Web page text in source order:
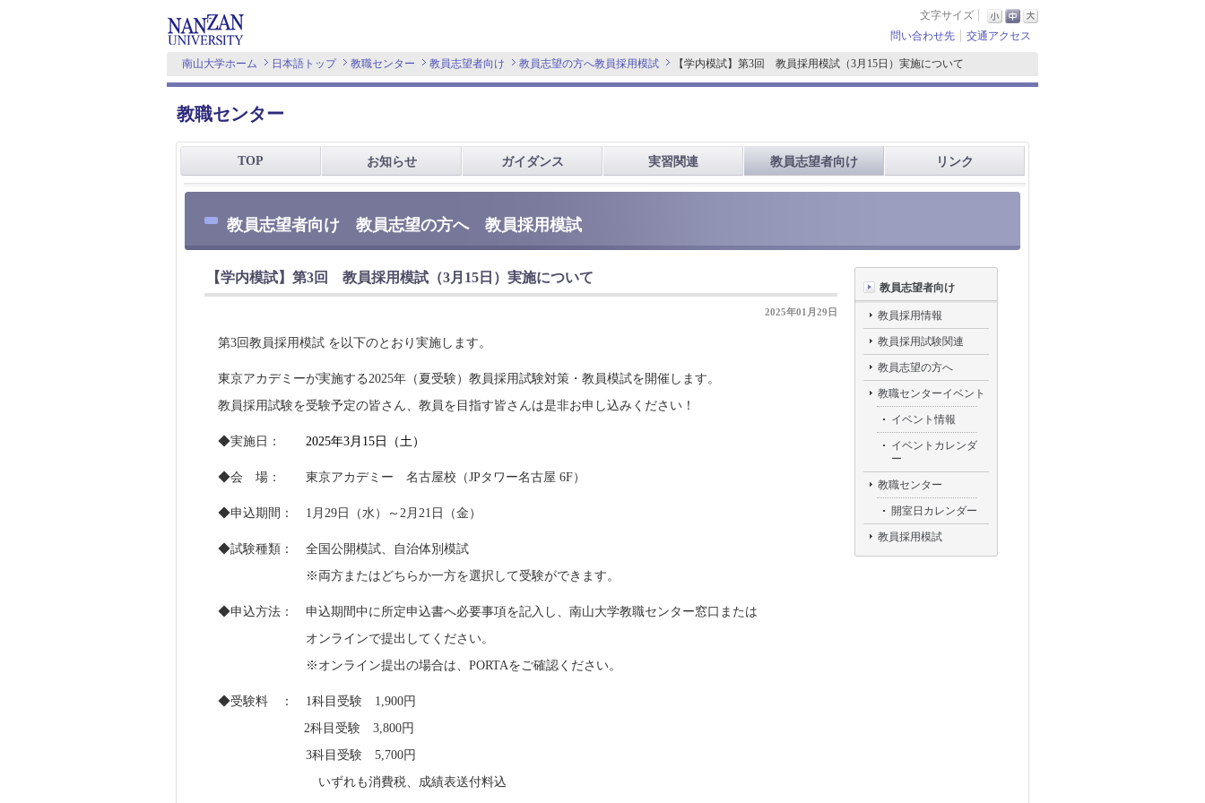
文字サイズ
問い合わせ先
交通アクセス
南山大学ホーム 日本語トップ 教職センター 教員志望者向け 教員志望の方へ教員採用模試 【学内模試】第3回 教員採用模試（3月15日）実施について
教職センター
TOP お知らせ ガイダンス 実習関連 教員志望者向け リンク
教員志望者向け 教員志望の方へ 教員採用模試
【学内模試】第3回 教員採用模試（3月15日）実施について
2025年01月29日
第3回教員採用模試 を以下のとおり実施します。
東京アカデミーが実施する2025年（夏受験）教員採用試験対策・教員模試を開催します。
教員採用試験を受験予定の皆さん、教員を目指す皆さんは是非お申し込みください！
◆実施日： 2025年3月15日（土）
◆会 場： 東京アカデミー 名古屋校（JPタワー名古屋 6F）
◆申込期間： 1月29日（水）～2月21日（金）
◆試験種類： 全国公開模試、自治体別模試
※両方またはどちらか一方を選択して受験ができます。
◆申込方法： 申込期間中に所定申込書へ必要事項を記入し、南山大学教職センター窓口または
オンラインで提出してください。
※オンライン提出の場合は、PORTAをご確認ください。
◆受験料 ： 1科目受験 1,900円
2科目受験 3,800円
3科目受験 5,700円
いずれも消費税、成績表送付料込
教員志望者向け
教員採用情報
教員採用試験関連
教員志望の方へ
教職センターイベント
イベント情報
イベントカレンダ
ー
教職センター
開室日カレンダー
教員採用模試